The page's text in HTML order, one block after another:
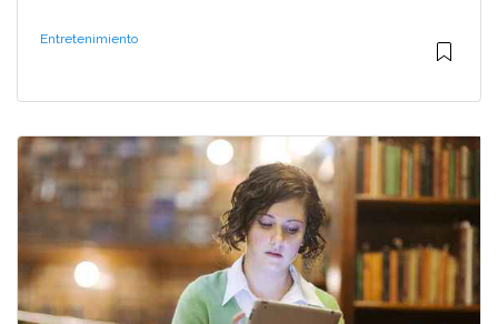
Entretenimiento